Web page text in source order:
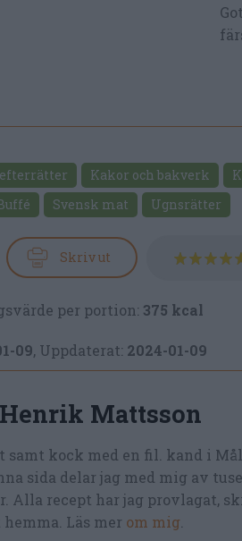
efterrätter Kakor och bakverk
Svensk mat Ugnsrätter
Skriv ut
per portion: 375 kcal
09, Uppdaterat: 2024-01-09
Henrik Mattsson
samt kock med en fil. kand i
sida delar jag med mig av
Alla recept har jag provlagat,
Läs mer om mig